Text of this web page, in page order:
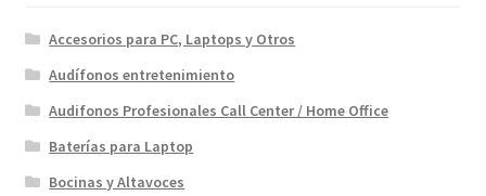
Accesorios para PC, Laptops y Otros
Audífonos entretenimiento
Audifonos Profesionales Call Center / Home Office
Baterías para Laptop
Bocinas y Altavoces